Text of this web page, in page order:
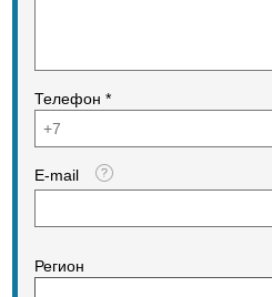
Телефон *
E-mail
Регион